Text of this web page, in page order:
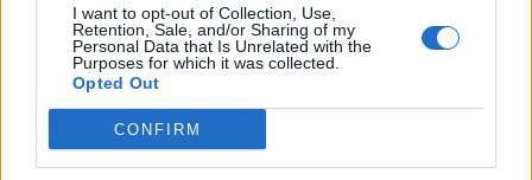
I want to opt-out of Collection, Use,
Retention, Sale, and/or Sharing of my
Personal Data that Is Unrelated with the
Purposes for which it was collected.
Opted Out
CONFIRM
Zamilovaný Shakespeare míří do Příbrami.
Divadlo uvede romantickou komedii o lásce,
Radek Ctibor